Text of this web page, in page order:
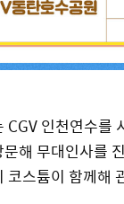
인천연수를
해 무대인사를
코스튬이 함께해